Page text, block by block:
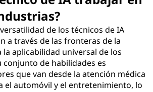
de los técnicos de IA
a través de las fronteras de la
aplicabilidad universal de los
conjunto de habilidades es
que van desde la atención médica
el automóvil y el entretenimiento, lo